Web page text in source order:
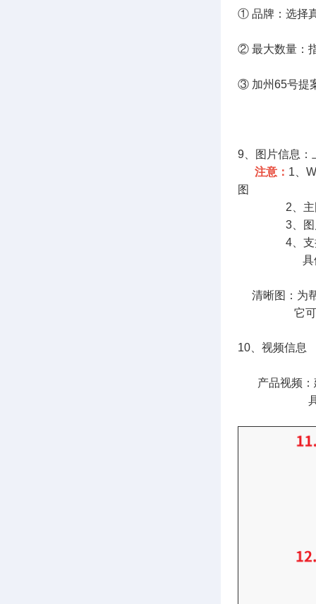
① 品牌：选择
② 最大数量：
③ 加州65号提
9、图片信息：
注意： 1、
图
2、主图1张
3、图片可
4、支持
具体流
清晰图： 为
它可帮助清
10、视频信息
产品视频：
具体可